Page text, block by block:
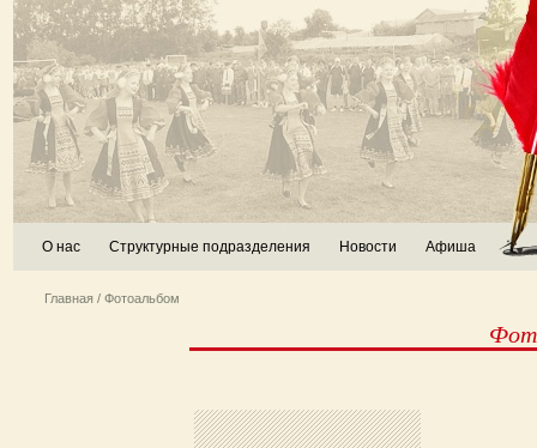
О нас Структурные подразделения Новости Афиша
Главная / Фотоальбом